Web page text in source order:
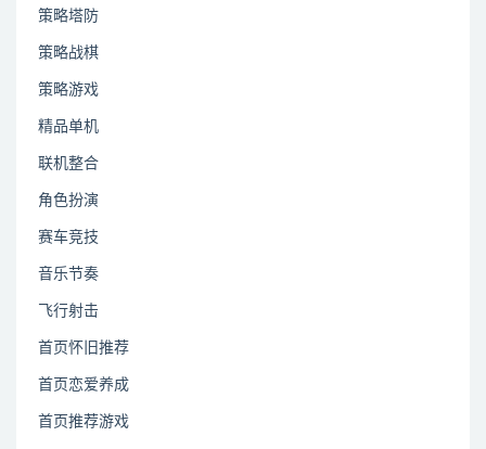
策略塔防
策略战棋
策略游戏
精品单机
联机整合
角色扮演
赛车竞技
音乐节奏
飞行射击
首页怀旧推荐
首页恋爱养成
首页推荐游戏